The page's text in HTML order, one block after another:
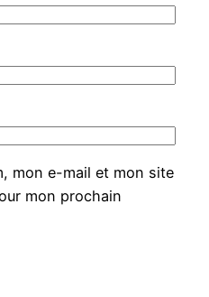
mon e-mail et mon site
mon prochain